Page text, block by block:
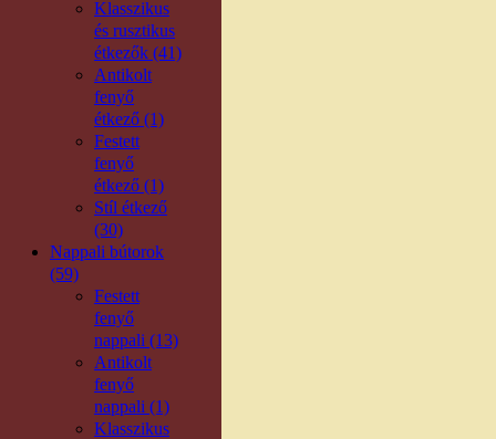
Klasszikus
és rusztikus
étkezők (41)
Antikolt
fenyő
étkező (1)
Festett
fenyő
étkező (1)
Stíl étkező
(30)
Nappali bútorok
(59)
Festett
fenyő
nappali (13)
Antikolt
fenyő
nappali (1)
Klasszikus